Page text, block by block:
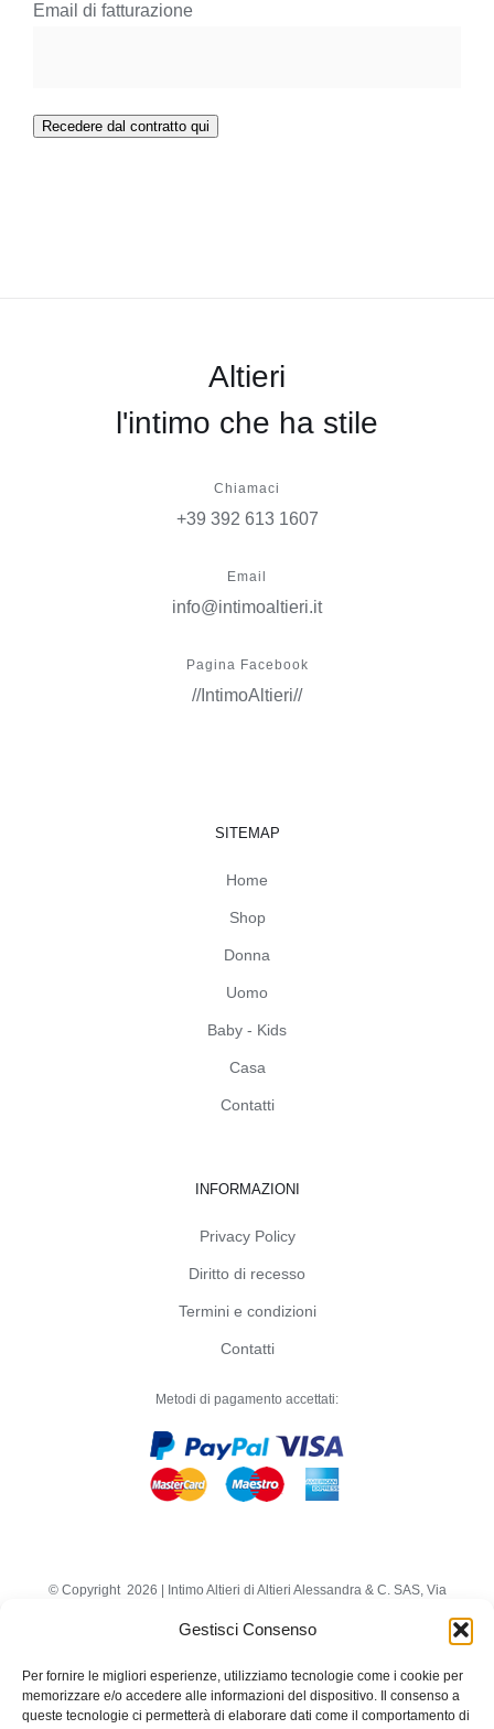
Gestisci Consenso
Per fornire le migliori esperienze, utilizziamo tecnologie come i cookie per
memorizzare e/o accedere alle informazioni del dispositivo. Il consenso a
queste tecnologie ci permetterà di elaborare dati come il comportamento di
Email di fatturazione
Recedere dal contratto qui
Altieri
l'intimo che ha stile
Chiamaci
+39 392 613 1607
Email
info@intimoaltieri.it
Pagina Facebook
//IntimoAltieri//
SITEMAP
Home
Shop
Donna
Uomo
Baby - Kids
Casa
Contatti
INFORMAZIONI
Privacy Policy
Diritto di recesso
Termini e condizioni
Contatti
Metodi di pagamento accettati:
© Copyright 2026 | Intimo Altieri di Altieri Alessandra & C. SAS, Via
Diritti Riservati | Powered byMarsen
Facebook